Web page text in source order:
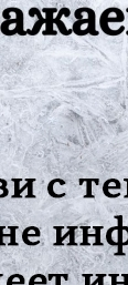
терапии:
при